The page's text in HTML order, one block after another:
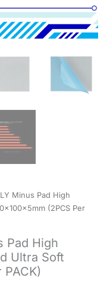
Minus Pad High
(2PCS Per
Pad High
Ultra Soft